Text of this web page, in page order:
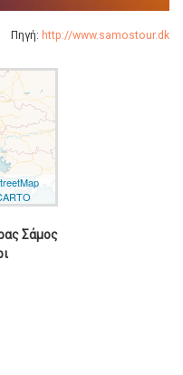
Πηγή: http://www.samostour.dk
Σάμος